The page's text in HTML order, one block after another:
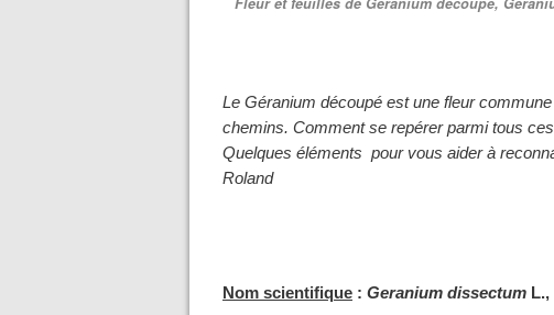
Le Géranium découpé est une fleur
chemins. Comment se repérer parmi tous
Quelques éléments pour vous aider à
Roland
Nom scientifique : Geranium dissectum L.,